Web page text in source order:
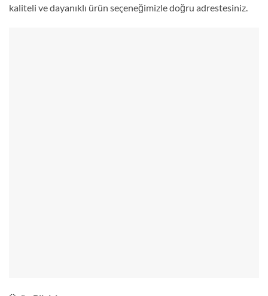
kaliteli ve dayanıklı ürün seçeneğimizle doğru adrestesiniz.